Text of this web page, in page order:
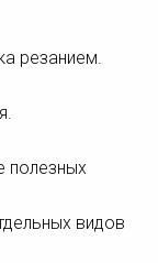
резанием.
полезных
видов